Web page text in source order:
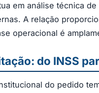
em análise técnica
A relação
operacional é
do INSS
do pedido